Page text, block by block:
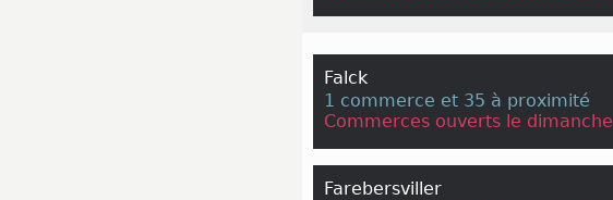
Falck
1 commerce et 35 à proximité
Commerces ouverts le dimanche
Farebersviller